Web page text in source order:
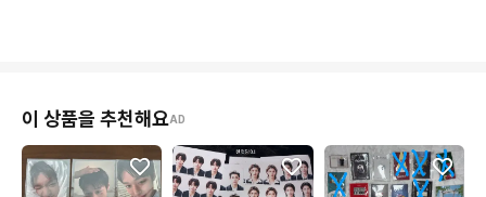
이 상품을 추천해요AD